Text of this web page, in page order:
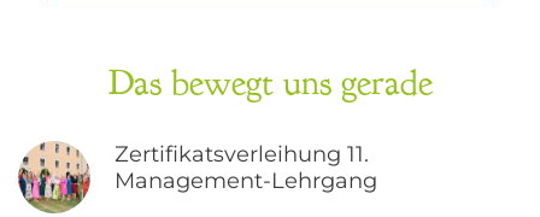
Das bewegt uns gerade
Zertifikatsverleihung 11.
Management-Lehrgang